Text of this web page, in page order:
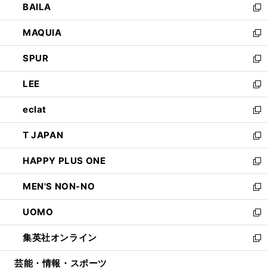
く
ィ
ン
ド
ウ
で
開
く
い
ウ
ィ
ン
ド
ウ
で
開
く
BAILA
新
し
い
ウ
ィ
ン
ド
ウ
で
開
く
MAQUIA
新
し
い
ウ
ィ
ン
ド
ウ
で
開
く
SPUR
新
し
い
ウ
ィ
ン
ド
ウ
で
開
く
LEE
新
し
い
ウ
ィ
ン
ド
ウ
で
開
く
eclat
新
し
い
ウ
ィ
ン
ド
ウ
で
開
く
T JAPAN
新
し
い
ウ
ィ
ン
ド
ウ
で
開
HAPPY PLUS ONE
新
し
い
ウ
ィ
ン
ド
ウ
MEN'S NON-NO
新
し
い
ウ
ィ
ン
UOMO
新
し
い
ウ
集英社オンライン
新
し
芸能・情報・スポーツ